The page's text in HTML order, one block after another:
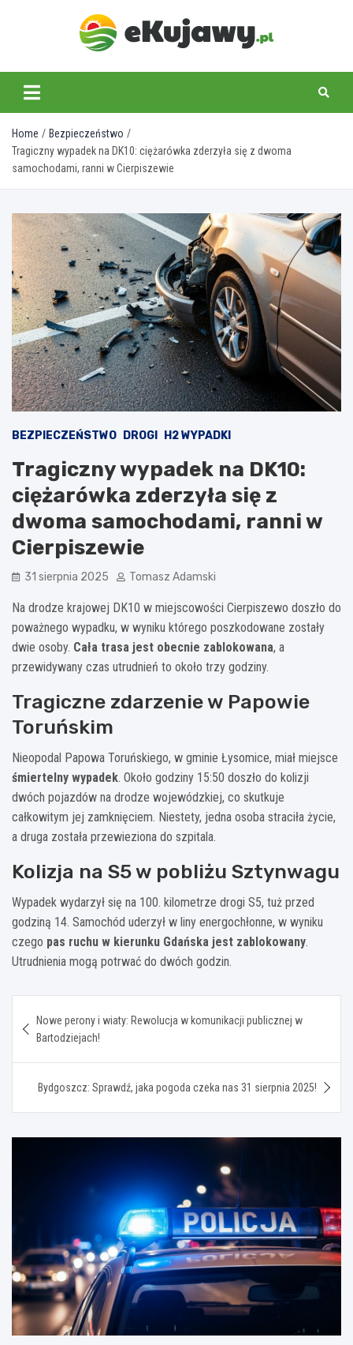
ekujawy.pl
Home
Bezpieczeństwo
Tragiczny wypadek na DK10: ciężarówka zderzyła się z dwoma
samochodami, ranni w Cierpiszewie
BEZPIECZEŃSTWO DROGI H2 WYPADKI
Tragiczny wypadek na DK10:
ciężarówka zderzyła się z
dwoma samochodami, ranni w
Cierpiszewie
31 sierpnia 2025 Tomasz Adamski
Na drodze krajowej DK10 w miejscowości Cierpiszewo doszło do
poważnego wypadku, w wyniku którego poszkodowane zostały
dwie osoby. Cała trasa jest obecnie zablokowana, a
przewidywany czas utrudnień to około trzy godziny.
Tragiczne zdarzenie w Papowie
Toruńskim
Nieopodal Papowa Toruńskiego, w gminie Łysomice, miał miejsce
śmiertelny wypadek. Około godziny 15:50 doszło do kolizji
dwóch pojazdów na drodze wojewódzkiej, co skutkuje
całkowitym jej zamknięciem. Niestety, jedna osoba straciła życie,
a druga została przewieziona do szpitala.
Kolizja na S5 w pobliżu Sztynwagu
Wypadek wydarzył się na 100. kilometrze drogi S5, tuż przed
godziną 14. Samochód uderzył w liny energochłonne, w wyniku
czego pas ruchu w kierunku Gdańska jest zablokowany.
Utrudnienia mogą potrwać do dwóch godzin.
wpisu
Nowe perony i wiaty: Rewolucja w komunikacji publicznej w
Bartodziejach!
Bydgoszcz: Sprawdź, jaka pogoda czeka nas 31 sierpnia 2025!